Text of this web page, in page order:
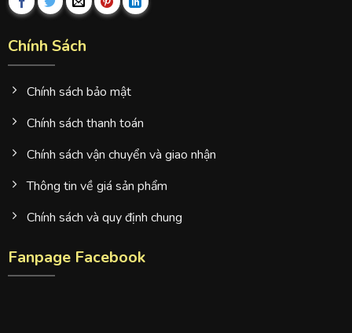
Chính Sách
Chính sách bảo mật
Chính sách thanh toán
Chính sách vận chuyển và giao nhận
Thông tin về giá sản phẩm
Chính sách và quy định chung
Fanpage Facebook